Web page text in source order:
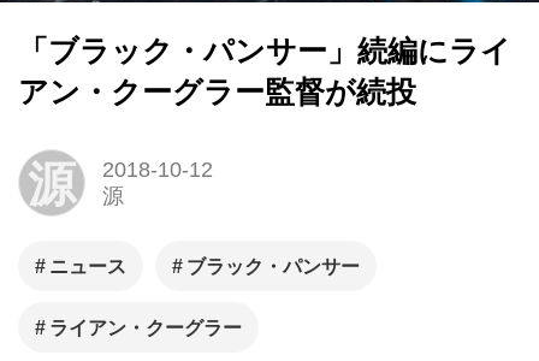
「ブラック・パンサー」続編にライ
アン・クーグラー監督が続投
源
2018-10-12
源
ニュース ブラック・パンサー
ライアン・クーグラー